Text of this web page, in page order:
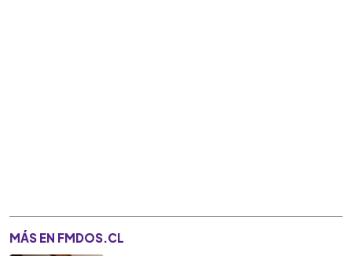
MÁS EN FMDOS.CL